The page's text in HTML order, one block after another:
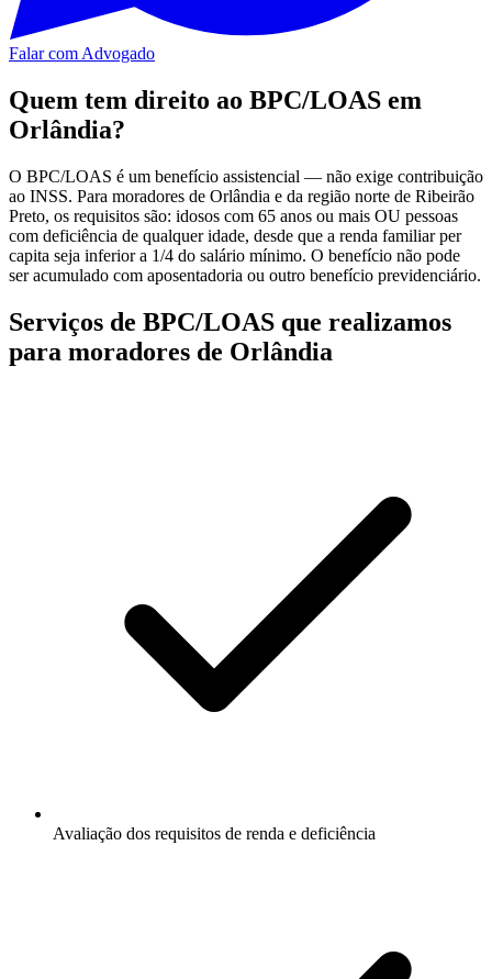
Falar com Advogado
Quem tem direito ao BPC/LOAS em
Orlândia?
O BPC/LOAS é um benefício assistencial — não exige contribuição
ao INSS. Para moradores de Orlândia e da região norte de Ribeirão
Preto, os requisitos são: idosos com 65 anos ou mais OU pessoas
com deficiência de qualquer idade, desde que a renda familiar per
capita seja inferior a 1/4 do salário mínimo. O benefício não pode
ser acumulado com aposentadoria ou outro benefício previdenciário.
Serviços de BPC/LOAS que realizamos
para moradores de Orlândia
Avaliação dos requisitos de renda e deficiência